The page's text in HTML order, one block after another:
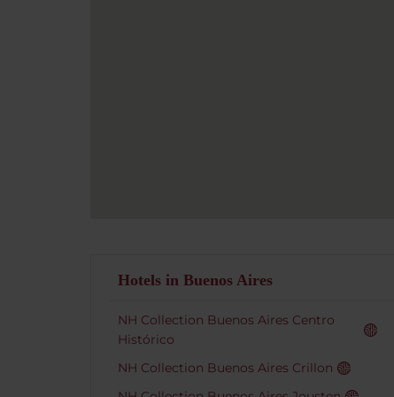
Hotels in Buenos Aires
NH Collection Buenos Aires Centro
Histórico
NH Collection Buenos Aires Crillon